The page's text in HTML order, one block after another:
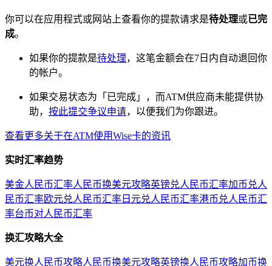
你可以在应用程式或网站上查看你的提款请求是待处理或已完
成。
如果你的提款是待处理，这笔金额会在7日内自动退回你
的帐户。
如果交易状态为「已完成」，而ATM供应商未能提供协
助， 按此提交争议申请，以便我们为你跟进。
查看更多关于在ATM使用Wise卡的资讯
实时汇率趋势
美金人民币汇率人民币换美元攻略英镑兑人民币汇率加币兑人
民币汇率欧元兑人民币汇率 日元兑人民币汇率港币兑人民币汇
率台币对人民币汇率
换汇攻略大全
美元换人民币攻略人民币换美元攻略英镑换人民币攻略加币换